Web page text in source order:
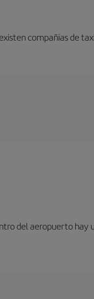
compañias de
del aeropuerto hay